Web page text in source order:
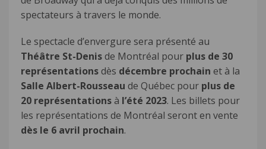
spectateurs à travers le monde.
Le spectacle d’envergure sera présenté au
Théâtre St-Denisde Montréal pour plus de 30
représentationsdès décembre prochain et à la
Salle Albert-Rousseau de Québec pour plus de
20 représentationsà l’été 2023. Les billets pour
les représentations de Montréal seront en vente
dès le 6 avril prochain.